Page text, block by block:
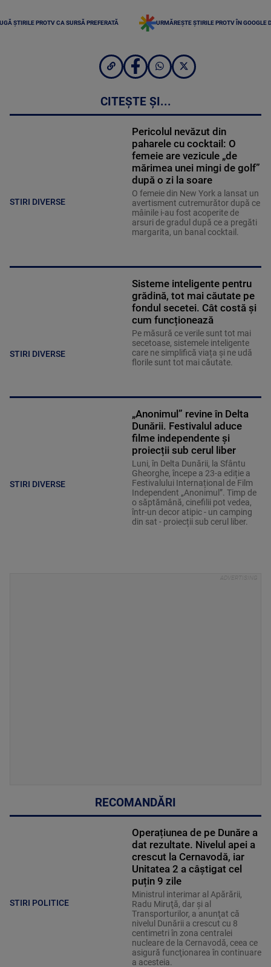
ȘTIRILE PROTV CA SURSĂ PREFERATĂ URMĂREȘTE ȘTIRILE PROTV ÎN GOOGLE
CITEȘTE ȘI...
STIRI DIVERSE
Pericolul nevăzut din
paharele cu cocktail: O
femeie are vezicule „de
mărimea unei mingi de golf”
după o zi la soare
O femeie din New York a lansat un
avertisment cutremurător după ce
mâinile i-au fost acoperite de
arsuri de gradul după ce a pregăti
margarita, un banal cocktail.
STIRI DIVERSE
Sisteme inteligente pentru
grădină, tot mai căutate pe
fondul secetei. Cât costă și
cum funcționează
Pe măsură ce verile sunt tot mai
secetoase, sistemele inteligente
care ne simplifică viața și ne udă
florile sunt tot mai căutate.
STIRI DIVERSE
„Anonimul” revine în Delta
Dunării. Festivalul aduce
filme independente și
proiecții sub cerul liber
Luni, în Delta Dunării, la Sfântu
Gheorghe, începe a 23-a ediție a
Festivalului Internațional de Film
Independent „Anonimul”. Timp de
o săptămână, cinefilii pot vedea,
într-un decor atipic - un camping
din sat - proiecții sub cerul liber.
RECOMANDĂRI
STIRI POLITICE
Operațiunea de pe Dunăre a
dat rezultate. Nivelul apei a
crescut la Cernavodă, iar
Unitatea 2 a câștigat cel
puțin 9 zile
Ministrul interimar al Apărării,
Radu Miruţă, dar şi al
Transporturilor, a anunţat că
nivelul Dunării a crescut cu 8
centimetri în zona centralei
nucleare de la Cernavodă, ceea ce
asigură funcţionarea în continuare
a acesteia.